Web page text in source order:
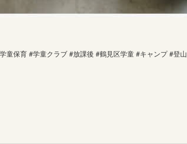
童保育 #学童クラブ #放課後 #鶴見区学童 #キャンプ #登山